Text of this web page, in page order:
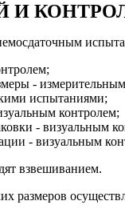
И
-
испытаниями;
контролем;
- визуальным
- визуальным
взвешиванием.
размеров